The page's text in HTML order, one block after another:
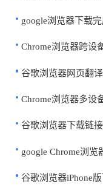
google浏览器下载
Chrome浏览器跨设
谷歌浏览器网页翻
Chrome浏览器多设
谷歌浏览器下载链
google Chrome浏
谷歌浏览器iPhone